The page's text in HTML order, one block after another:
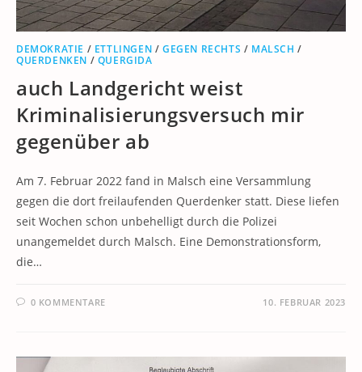
DEMOKRATIE / ETTLINGEN /GEGEN RECHTS / MALSCH /
QUERDENKEN / QUERGIDA
auch Landgericht weist
Kriminalisierungsversuch mir
gegenüber ab
Am 7. Februar 2022 fand in Malsch eine Versammlung
gegen die dort freilaufenden Querdenker statt. Diese liefen
seit Wochen schon unbehelligt durch die Polizei
unangemeldet durch Malsch. Eine Demonstrationsform,
die…
0 KOMMENTARE 10. FEBRUAR 2023